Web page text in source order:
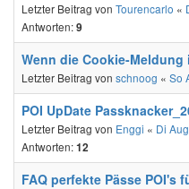
Letzter Beitrag von Tourencarlo «
Antworten:9
Wenn die Cookie-Meldung
Letzter Beitrag von schnoog « So
POI UpDate
Letzter Beitrag von Enggi « Di
Antworten:12
FAQ perfekte Pässe POI's